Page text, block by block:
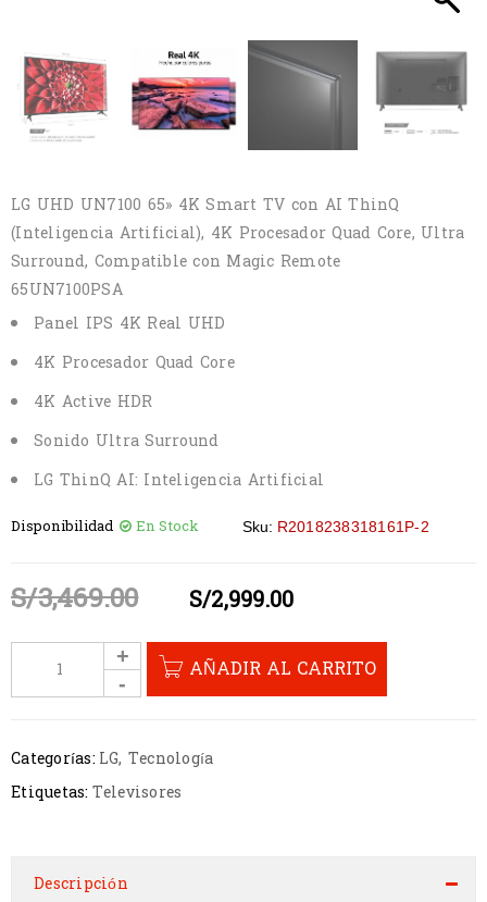
LG UHD UN7100 65» 4K Smart TV con AI ThinQ
(Inteligencia Artificial), 4K Procesador Quad Core, Ultra
Surround, Compatible con Magic Remote
65UN7100PSA
Panel IPS 4K Real UHD
4K Procesador Quad Core
4K Active HDR
Sonido Ultra Surround
LG ThinQ AI: Inteligencia Artificial
Disponibilidad En Stock Sku: R2018238318161P-2
S/3,469.00 S/2,999.00
AÑADIR AL CARRITO
Categorías: LG, Tecnología
Etiquetas: Televisores
Descripción